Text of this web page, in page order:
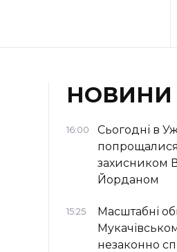
Події
НОВИНИ
16:00
Сьогодні в
захисником
Йорданом
15:25
Масштабні
незаконно